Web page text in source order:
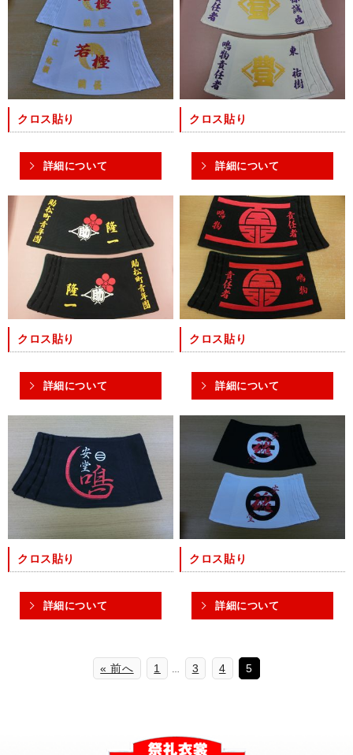
クロス貼り
詳細について
クロス貼り
詳細について
クロス貼り
詳細について
クロス貼り
詳細について
クロス貼り
詳細について
クロス貼り
詳細について
« 前へ 1 3 4 5